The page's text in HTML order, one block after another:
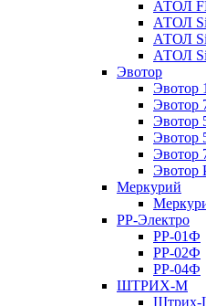
АТОЛ
АТОЛ
АТОЛ
АТОЛ
Эвотор
Эвотор
Эвотор
Эвотор
Эвотор
Эвотор
Эвотор
Меркурий
РР-Электро
РР-01Ф
РР-02Ф
РР-04Ф
ШТРИХ-М
Штрих-